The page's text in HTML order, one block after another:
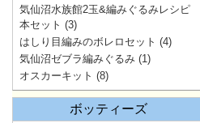
気仙沼水族館2玉&編みぐるみレシピ
本セット (3)
はしり目編みのボレロセット (4)
気仙沼ゼブラ編みぐるみ (1)
オスカーキット (8)
ボッティーズ